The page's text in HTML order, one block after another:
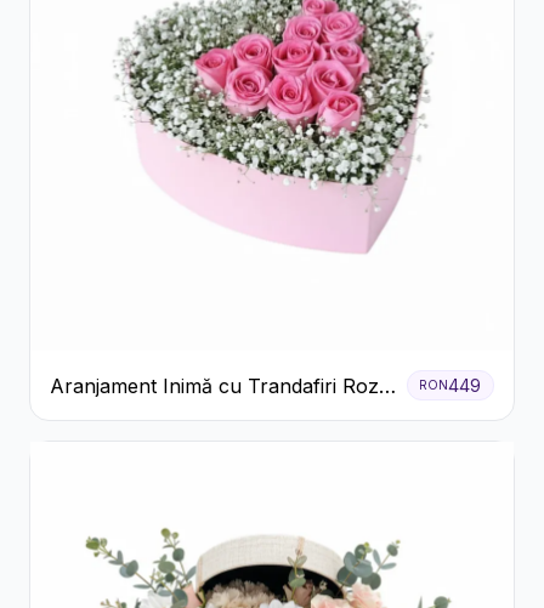
Aranjament Inimă cu Trandafiri Roz
și Gypsophila Albă
RON449